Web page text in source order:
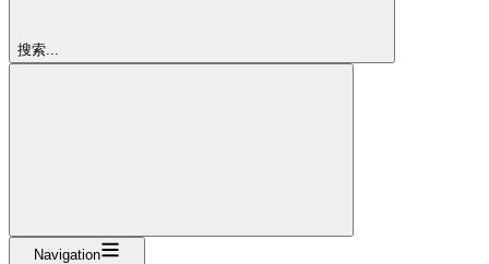
搜索...
Navigation